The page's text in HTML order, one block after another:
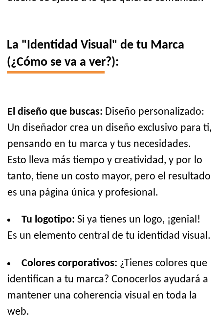
La "Identidad Visual" de tu Marca
(¿Cómo se va a ver?):
El diseño que buscas: Diseño personalizado:
Un diseñador crea un diseño exclusivo para ti,
pensando en tu marca y tus necesidades.
Esto lleva más tiempo y creatividad, y por lo
tanto, tiene un costo mayor, pero el resultado
es una página única y profesional.
Tu logotipo: Si ya tienes un logo, ¡genial!
Es un elemento central de tu identidad visual.
Colores corporativos: ¿Tienes colores que
identifican a tu marca? Conocerlos ayudará a
mantener una coherencia visual en toda la
web.